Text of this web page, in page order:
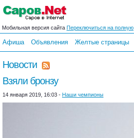
Мобильная версия сайта Переключиться на полную
Афиша Объявления Желтые страницы
Новости
Взяли бронзу
14 января 2019, 16:03 - Наши чемпионы